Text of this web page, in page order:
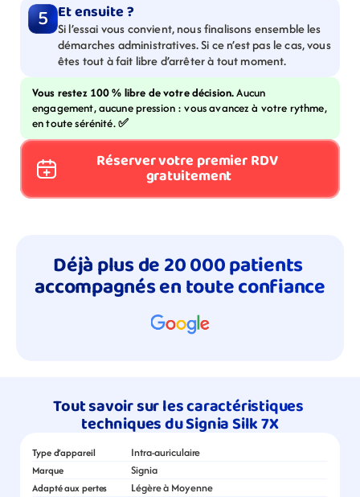
5 Et ensuite ?
Si l’essai vous convient, nous finalisons ensemble les
démarches administratives. Si ce n’est pas le cas, vous
êtes tout à fait libre d’arrêter à tout moment.
Vous restez 100 % libre de votre décision. Aucun
engagement, aucune pression : vous avancez à votre rythme,
en toute sérénité. ✅
Réserver votre premier RDV
gratuitement
Déjà plus de 20 000 patients
accompagnés en toute confiance
Tout savoir sur les caractéristiques
techniques du Signia Silk 7X
Type d’appareil Intra-auriculaire
Marque Signia
Adapté aux pertes Légère à Moyenne